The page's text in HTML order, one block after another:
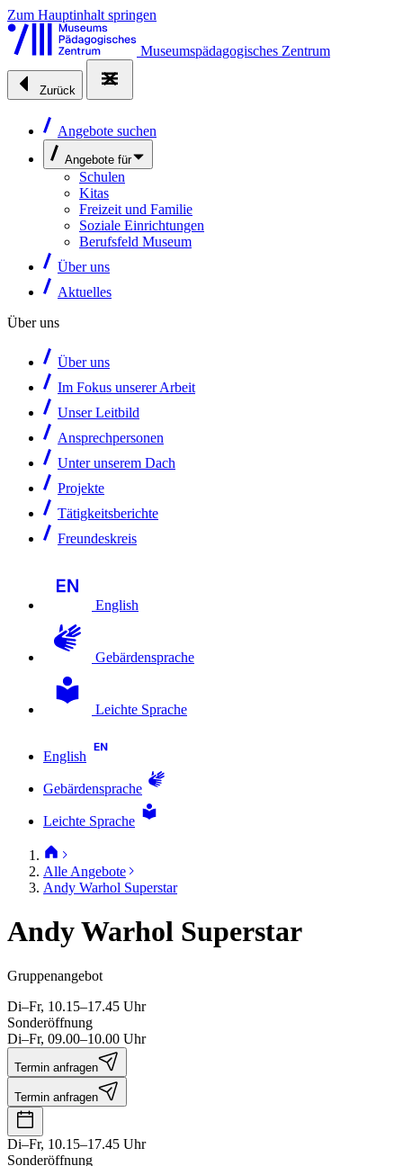
Zum Hauptinhalt springen
Museumspädagogisches Zentrum
Zurück
Angebote suchen
Angebote für
Schulen
Kitas
Freizeit und Familie
Soziale Einrichtungen
Berufsfeld Museum
Über uns
Aktuelles
Über uns
Über uns
Im Fokus unserer Arbeit
Unser Leitbild
Ansprechpersonen
Unter unserem Dach
Projekte
Tätigkeitsberichte
Freundeskreis
English
Gebärdensprache
Leichte Sprache
English
Gebärdensprache
Leichte Sprache
Alle Angebote
Andy Warhol Superstar
Andy Warhol Superstar
Gruppenangebot
Di–Fr, 10.15–17.45 Uhr
Sonderöffnung
Di–Fr, 09.00–10.00 Uhr
Termin anfragen
Termin anfragen
Di–Fr, 10.15–17.45 Uhr
Sonderöffnung